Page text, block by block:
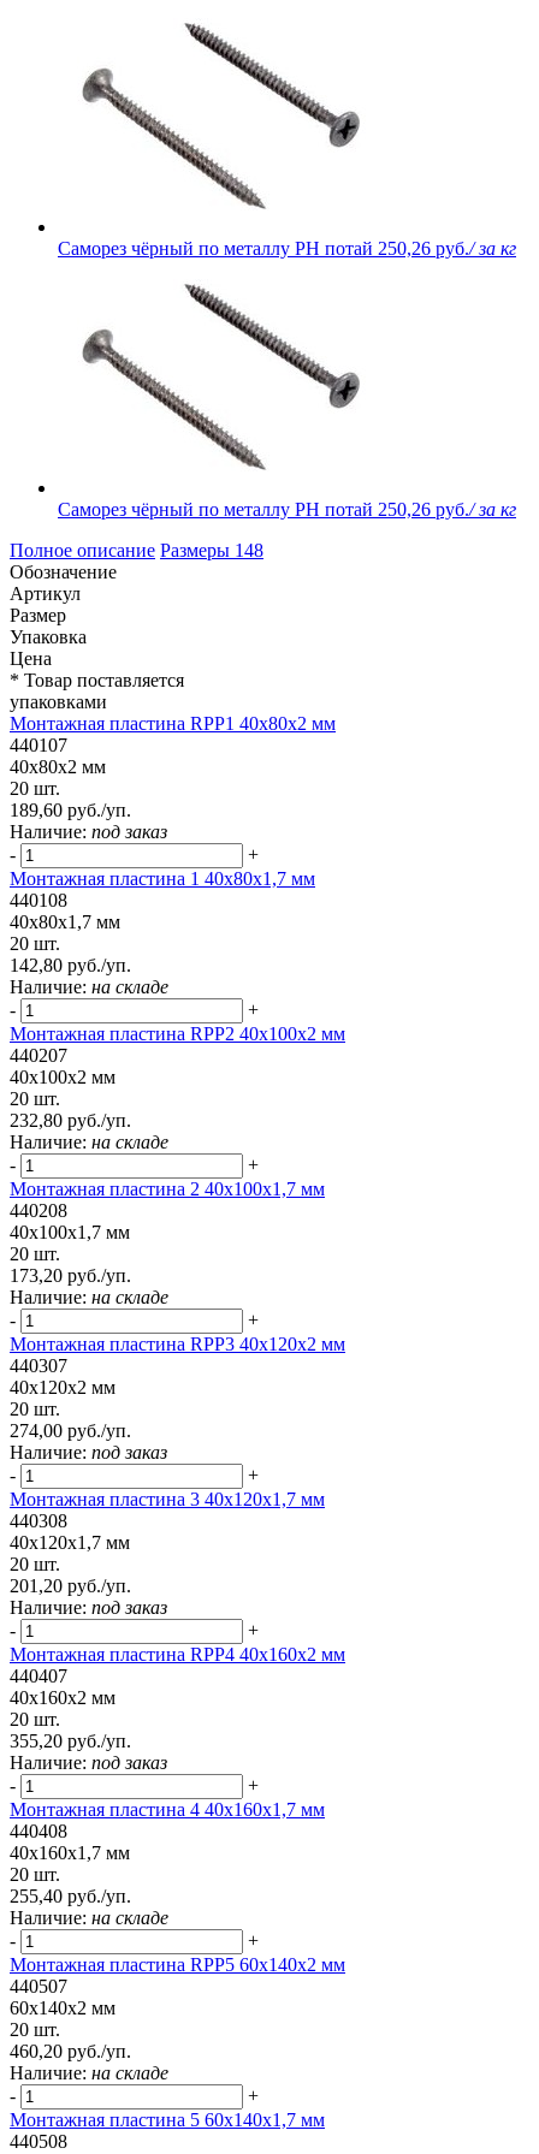
Саморез чёрный по металлу PH потай 250,26 руб./ за кг
Саморез чёрный по металлу PH потай 250,26 руб./ за кг
Полное описание Размеры 148
Обозначение
Артикул
Размер
Упаковка
Цена
* Товар поставляется
упаковками
Монтажная пластина RPP1 40x80x2 мм
440107
40x80x2 мм
20 шт.
189,60 руб./уп.
Наличие: под заказ
-
+
Монтажная пластина 1 40x80x1,7 мм
440108
40x80x1,7 мм
20 шт.
142,80 руб./уп.
Наличие: на складе
-
+
Монтажная пластина RPP2 40x100x2 мм
440207
40x100x2 мм
20 шт.
232,80 руб./уп.
Наличие: на складе
-
+
Монтажная пластина 2 40x100x1,7 мм
440208
40x100x1,7 мм
20 шт.
173,20 руб./уп.
Наличие: на складе
-
+
Монтажная пластина RPP3 40x120x2 мм
440307
40x120x2 мм
20 шт.
274,00 руб./уп.
Наличие: под заказ
-
+
Монтажная пластина 3 40x120x1,7 мм
440308
40x120x1,7 мм
20 шт.
201,20 руб./уп.
Наличие: под заказ
-
+
Монтажная пластина RPP4 40x160x2 мм
440407
40x160x2 мм
20 шт.
355,20 руб./уп.
Наличие: под заказ
-
+
Монтажная пластина 4 40x160x1,7 мм
440408
40x160x1,7 мм
20 шт.
255,40 руб./уп.
Наличие: на складе
-
+
Монтажная пластина RPP5 60x140x2 мм
440507
60x140x2 мм
20 шт.
460,20 руб./уп.
Наличие: на складе
-
+
Монтажная пластина 5 60x140x1,7 мм
440508